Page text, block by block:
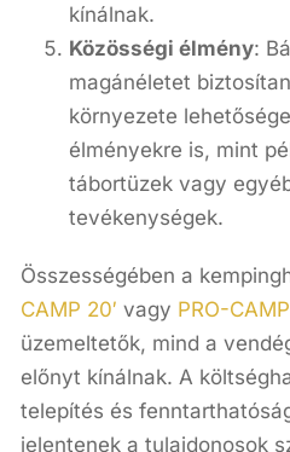
kínálnak.
Közösségi élmény:
magánéletet
környezete
élményekre is, mint
tábortüzek vagy
tevékenységek.
Összességében a
CAMP 20′ vagy PRO-
üzemeltetők, mind a
előnyt kínálnak. A
telepítés és
jelentenek a tulajdonosok